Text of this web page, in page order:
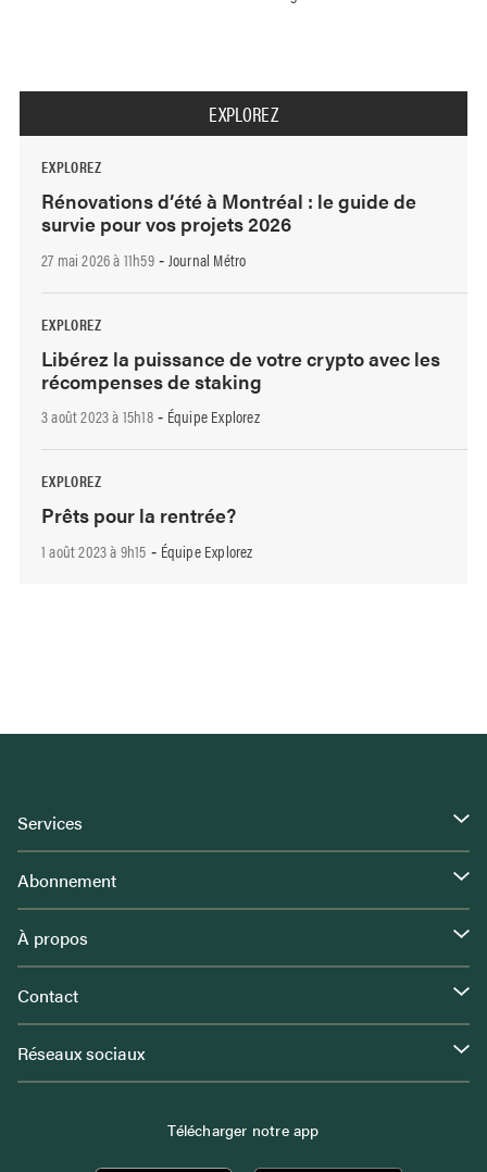
EXPLOREZ
EXPLOREZ
Rénovations d’été à Montréal : le guide de
survie pour vos projets 2026
27 mai 2026 à 11h59- Journal Métro
EXPLOREZ
Libérez la puissance de votre crypto avec les
récompenses de staking
3 août 2023 à 15h18- Équipe Explorez
EXPLOREZ
Prêts pour la rentrée?
1 août 2023 à 9h15 - Équipe Explorez
Services
Abonnement
À propos
Contact
Réseaux sociaux
Télécharger notre app